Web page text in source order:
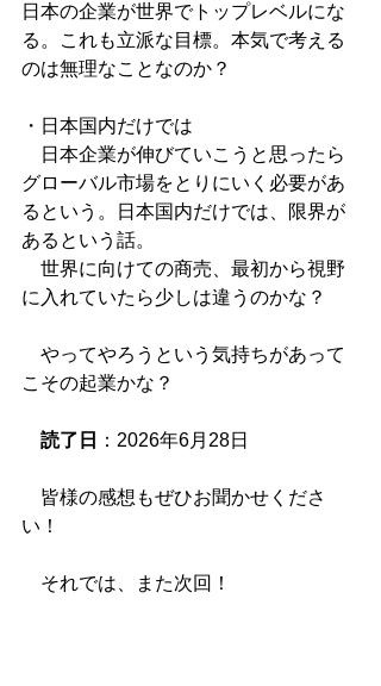
日本の企業が世界でトップレベルにな
る。これも立派な目標。本気で考える
のは無理なことなのか？
・日本国内だけでは
日本企業が伸びていこうと思ったら
グローバル市場をとりにいく必要があ
るという。日本国内だけでは、限界が
あるという話。
世界に向けての商売、最初から視野
に入れていたら少しは違うのかな？
やってやろうという気持ちがあって
こその起業かな？
読了日 ：2026年6月28日
皆様の感想もぜひお聞かせくださ
い！
それでは、また次回！